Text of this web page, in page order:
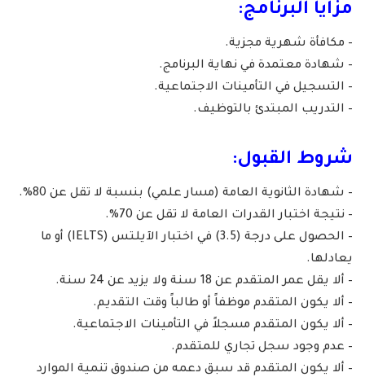
مزايا البرنامج:
– مكافأة شهرية مجزية.
– شهادة معتمدة في نهاية البرنامج.
– التسجيل في التأمينات الاجتماعية.
– التدريب المبتدئ بالتوظيف.
شروط القبول:
– شهادة الثانوية العامة (مسار علمي) بنسبة لا تقل عن 80%.
– نتيجة اختبار القدرات العامة لا تقل عن 70%.
– الحصول على درجة (3.5) في اختبار الآيلتس (IELTS) أو ما
يعادلها.
– ألا يقل عمر المتقدم عن 18 سنة ولا يزيد عن 24 سنة.
– ألا يكون المتقدم موظفاً أو طالباً وقت التقديم.
– ألا يكون المتقدم مسجلاً في التأمينات الاجتماعية.
– عدم وجود سجل تجاري للمتقدم.
– ألا يكون المتقدم قد سبق دعمه من صندوق تنمية الموارد